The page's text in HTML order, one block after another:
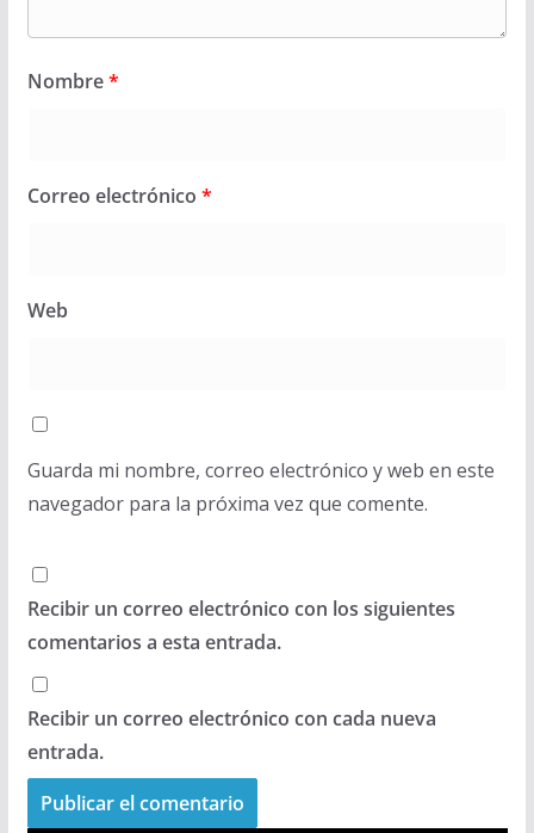
Nombre*
Correo electrónico *
Web
Guarda mi nombre, correo electrónico y web en este
navegador para la próxima vez que comente.
Recibir un correo electrónico con los siguientes
comentarios a esta entrada.
Recibir un correo electrónico con cada nueva
entrada.